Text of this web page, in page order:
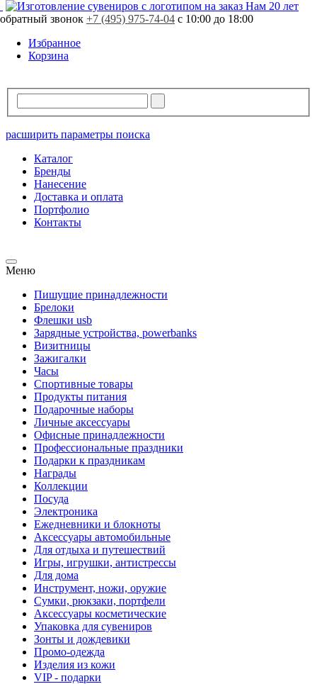
Нам 20 лет
обратный звонок +7 (495) 975-74-04 с 10:00 до 18:00
Избранное
Корзина
расширить параметры поиска
Каталог
Бренды
Нанесение
Доставка и оплата
Портфолио
Контакты
Меню
Пишущие принадлежности
Брелоки
Флешки usb
Зарядные устройства, powerbanks
Визитницы
Зажигалки
Часы
Спортивные товары
Продукты питания
Подарочные наборы
Личные аксессуары
Офисные принадлежности
Профессиональные праздники
Подарки к праздникам
Награды
Коллекции
Посуда
Электроника
Ежедневники и блокноты
Аксессуары автомобильные
Для отдыха и путешествий
Игры, игрушки, антистрессы
Для дома
Инструмент, ножи, оружие
Сумки, рюкзаки, портфели
Аксессуары косметические
Упаковка для сувениров
Зонты и дождевики
Промо-одежда
Изделия из кожи
VIP - подарки
Свободно3 шт.
В резерве 0 шт.
Заказная программа! Поставка от 15 рабочих дней
Стоимость продукции может отличаться.